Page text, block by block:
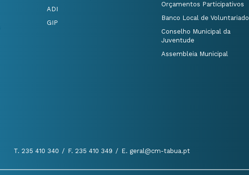
ADI
GIP
Orçamentos Participativos
Banco Local de Voluntariado
Conselho Municipal da
Juventude
Assembleia Municipal
T. 235 410 340 / F. 235 410 349 / E. geral@cm-tabua.pt